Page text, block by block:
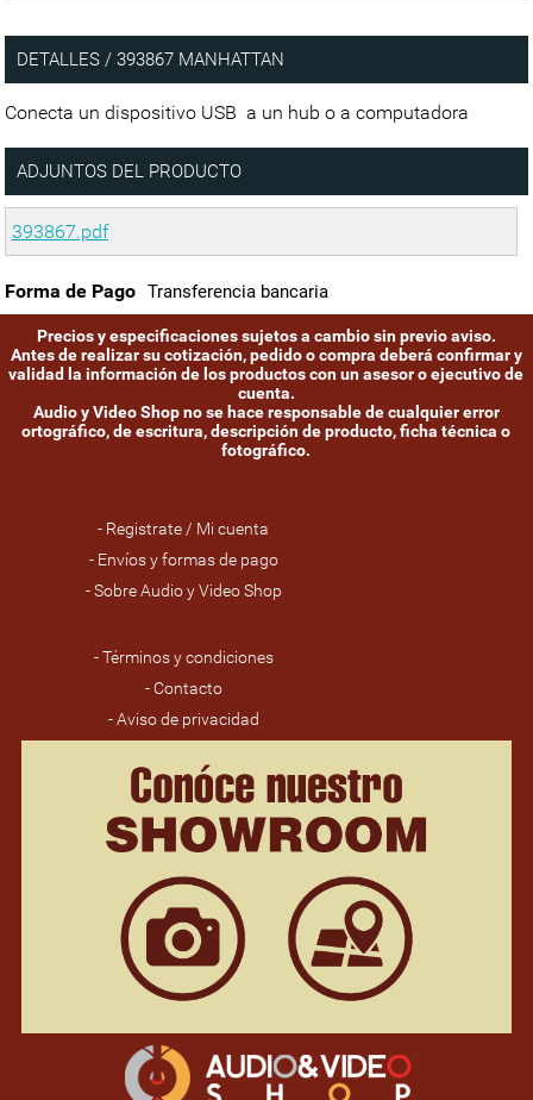
DETALLES / 393867 MANHATTAN
Conecta un dispositivo USB a un hub o a computadora
ADJUNTOS DEL PRODUCTO
393867.pdf
Forma de Pago Transferencia bancaria
Precios y especificaciones sujetos a cambio sin previo aviso.
Antes de realizar su cotización, pedido o compra deberá confirmar y
validad la información de los productos con un asesor o ejecutivo de
cuenta.
Audio y Video Shop no se hace responsable de cualquier error
ortográfico, de escritura, descripción de producto, ficha técnica o
fotográfico.
- Registrate / Mi cuenta
- Envíos y formas de pago
- Sobre Audio y Video Shop
- Términos y condiciones
- Contacto
- Aviso de privacidad